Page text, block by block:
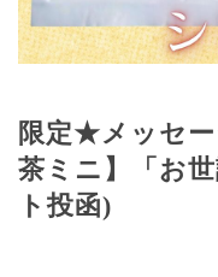
限定★メッセ
茶ミニ】「お
ト投函)